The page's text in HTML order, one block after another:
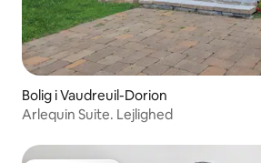
Bolig i Vaudreuil-Dorion
Arlequin Suite. Lejlighed